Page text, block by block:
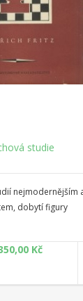
studie
nejmodernějším
dobytí figury
Kč